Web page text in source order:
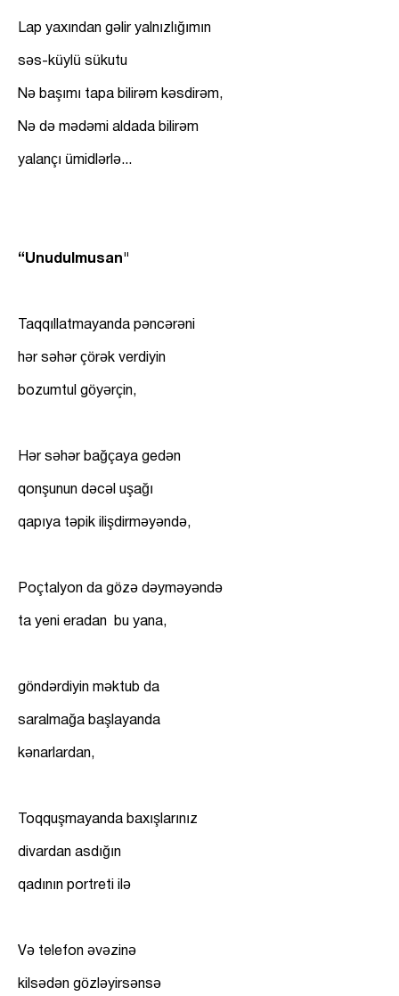
Lap yaxından gəlir yalnızlığımın
səs-küylü sükutu
Nə başımı tapa bilirəm kəsdirəm,
Nə də mədəmi aldada bilirəm
yalançı ümidlərlə...
“Unudulmusan"
Taqqıllatmayanda pəncərəni
hər səhər çörək verdiyin
bozumtul göyərçin,
Hər səhər bağçaya gedən
qonşunun dəcəl uşağı
qapıya təpik ilişdirməyəndə,
Poçtalyon da gözə dəyməyəndə
ta yeni eradan bu yana,
göndərdiyin məktub da
saralmağa başlayanda
kənarlardan,
Toqquşmayanda baxışlarınız
divardan asdığın
qadının portreti ilə
Və telefon əvəzinə
kilsədən gözləyirsənsə